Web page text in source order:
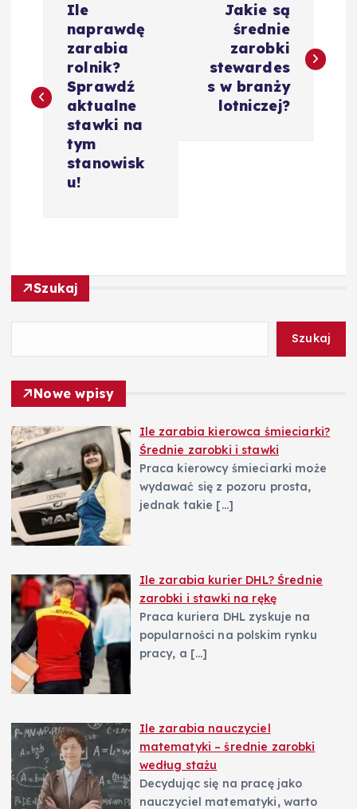
i
j
a
w
p
i
s
u
Ile
naprawdę
zarabia
rolnik?
Sprawdź
aktualne
stawki na
tym
stanowisk
u!
Jakie są
średnie
zarobki
stewardes
s w branży
lotniczej?
Szukaj
Szukaj
Nowe wpisy
Ile zarabia kierowca śmieciarki?
Średnie zarobki i stawki
Praca kierowcy śmieciarki może
wydawać się z pozoru prosta,
jednak takie […]
Ile zarabia kurier DHL? Średnie
zarobki i stawki na rękę
Praca kuriera DHL zyskuje na
popularności na polskim rynku
pracy, a […]
Ile zarabia nauczyciel
matematyki – średnie zarobki
według stażu
Decydując się na pracę jako
nauczyciel matematyki, warto